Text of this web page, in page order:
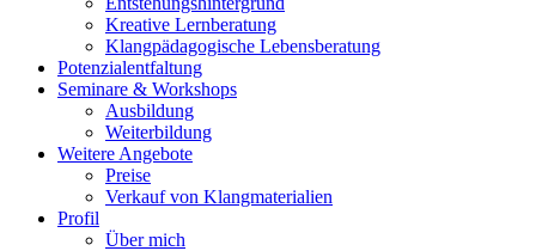
Kreative Lernberatung
Klangpädagogische Lebensberatung
Potenzialentfaltung
Seminare & Workshops
Ausbildung
Weiterbildung
Weitere Angebote
Preise
Verkauf von Klangmaterialien
Profil
Über mich